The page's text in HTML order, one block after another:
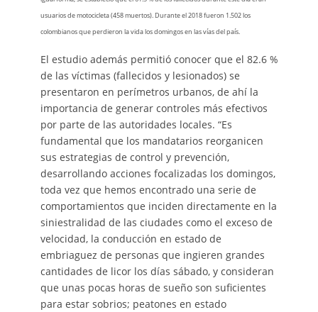
usuarios de motocicleta (458 muertos). Durante el 2018 fueron 1.502 los
colombianos que perdieron la vida los domingos en las vías del país.
El estudio además permitió conocer que el 82.6 %
de las víctimas (fallecidos y lesionados) se
presentaron en perímetros urbanos, de ahí la
importancia de generar controles más efectivos
por parte de las autoridades locales. “Es
fundamental que los mandatarios reorganicen
sus estrategias de control y prevención,
desarrollando acciones focalizadas los domingos,
toda vez que hemos encontrado una serie de
comportamientos que inciden directamente en la
siniestralidad de las ciudades como el exceso de
velocidad, la conducción en estado de
embriaguez de personas que ingieren grandes
cantidades de licor los días sábado, y consideran
que unas pocas horas de sueño son suficientes
para estar sobrios; peatones en estado